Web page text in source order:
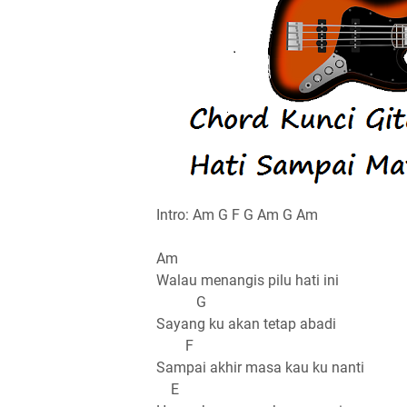
Intro: Am G F G Am G Am
Am
Walau menangis pilu hati ini
G
Sayang ku akan tetap abadi
F
Sampai akhir masa kau ku nanti
E